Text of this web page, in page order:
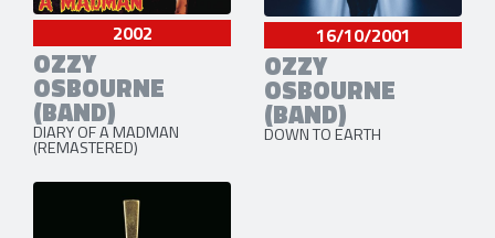
2002
OZZY
OSBOURNE
(BAND)
DIARY OF A MADMAN
(REMASTERED)
16/10/2001
OZZY
OSBOURNE
(BAND)
DOWN TO EARTH